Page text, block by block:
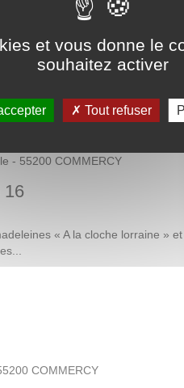
et vous donne le
souhaitez activer
Tout refuser